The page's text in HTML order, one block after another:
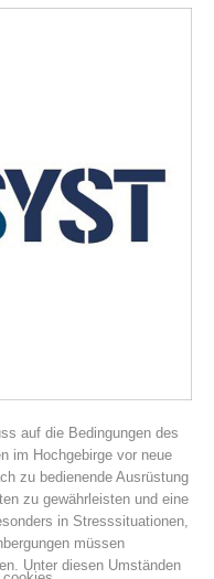
auf die Bedingungen des
im Hochgebirge vor neue
zu bedienende Ausrüstung
zu gewährleisten und eine
in Stresssituationen,
müssen
Unter diesen Umständen